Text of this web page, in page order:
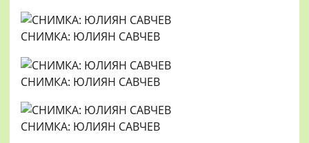
СНИМКА: ЮЛИЯН САВЧЕВ
СНИМКА: ЮЛИЯН САВЧЕВ
СНИМКА: ЮЛИЯН САВЧЕВ